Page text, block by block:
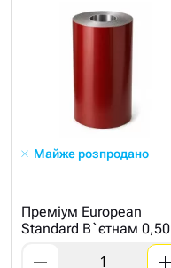
Майже розпродано
Преміум European
Standard В`єтнам 0,50